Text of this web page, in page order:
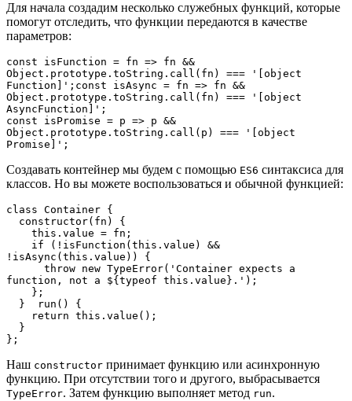
Для начала создадим несколько служебных функций, которые
помогут отследить, что функции передаются в качестве
параметров:
const isFunction = fn => fn &&
Object.prototype.toString.call(fn) === '[object
Function]';const isAsync = fn => fn &&
Object.prototype.toString.call(fn) === '[object
AsyncFunction]';
const isPromise = p => p &&
Object.prototype.toString.call(p) === '[object
Promise]';
Создавать контейнер мы будем с помощью ES6 синтаксиса для
классов. Но вы можете воспользоваться и обычной функцией:
class Container {
!isAsync(this.value)) {
function, not a ${typeof this.value}.');
};
Наш constructor принимает функцию или асинхронную
функцию. При отсутствии того и другого, выбрасывается
TypeError. Затем функцию выполняет метод run.